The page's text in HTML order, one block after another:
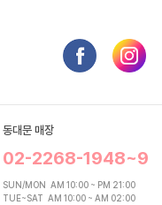
동대문 매장
02-2268-1948~9
SUN/MON AM 10:00 ~ PM 21:00
TUE~SAT AM 10:00 ~ AM 02:00